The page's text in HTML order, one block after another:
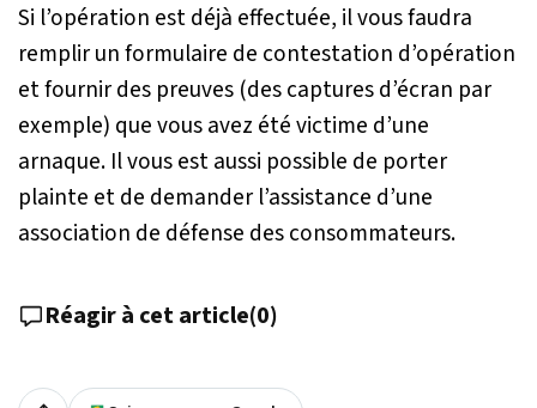
Si l’opération est déjà effectuée, il vous faudra
remplir un formulaire de contestation d’opération
et fournir des preuves (des captures d’écran par
exemple) que vous avez été victime d’une
arnaque. Il vous est aussi possible de porter
plainte et de demander l’assistance d’une
association de défense des consommateurs.
Réagir à cet article(0)